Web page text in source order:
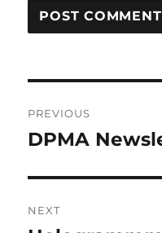
navigation
PREVIOUS
Previous
DPMA
NEXT